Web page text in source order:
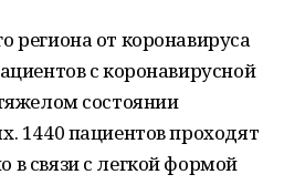
региона от коронавируса
с коронавирусной
состоянии
1440 пациентов проходят
в связи с легкой формой